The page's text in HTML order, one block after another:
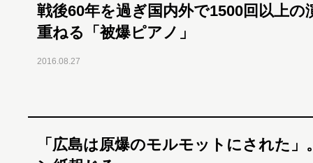
戦後60年を過ぎ国内外で1500回以上の
重ねる「被爆ピアノ」
2016.08.27
「広島は原爆のモルモットにされた」